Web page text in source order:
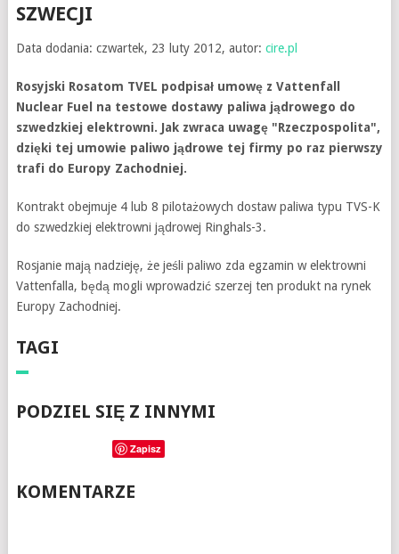
SZWECJI
Data dodania: czwartek, 23 luty 2012, autor: cire.pl
Rosyjski Rosatom TVEL podpisał umowę z Vattenfall
Nuclear Fuel na testowe dostawy paliwa jądrowego do
szwedzkiej elektrowni. Jak zwraca uwagę "Rzeczpospolita",
dzięki tej umowie paliwo jądrowe tej firmy po raz pierwszy
trafi do Europy Zachodniej.
Kontrakt obejmuje 4 lub 8 pilotażowych dostaw paliwa typu TVS-K
do szwedzkiej elektrowni jądrowej Ringhals-3.
Rosjanie mają nadzieję, że jeśli paliwo zda egzamin w elektrowni
Vattenfalla, będą mogli wprowadzić szerzej ten produkt na rynek
Europy Zachodniej.
TAGI
PODZIEL SIĘ Z INNYMI
Zapisz
KOMENTARZE